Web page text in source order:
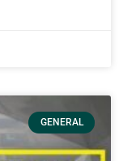
GENERAL